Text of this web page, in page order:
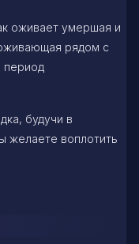
оживает умершая и
рядом с
период
будучи в
желаете воплотить